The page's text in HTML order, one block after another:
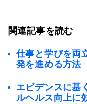
関連記事を読む
仕事と学びを両
発を進める方法
エビデンスに基
ルヘルス向上に